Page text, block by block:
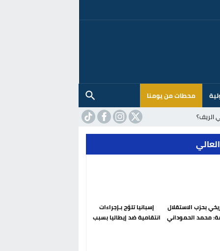
محطات من يومنا
الريف؟
بحزب الاستقلال
محمد الحموداني
إسبانيا تلوّح بـإجراءات
انتقامية ضد إيطاليا بسبب